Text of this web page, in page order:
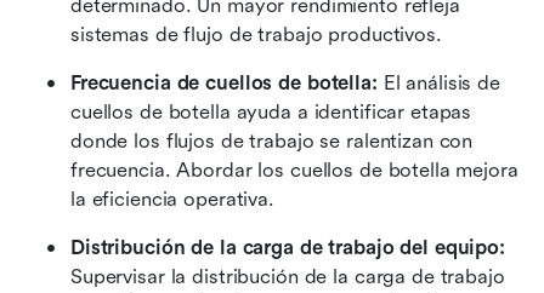
determinado. Un mayor rendimiento refleja
sistemas de flujo de trabajo productivos.
Frecuencia de cuellos de botella: El análisis de
cuellos de botella ayuda a identificar etapas
donde los flujos de trabajo se ralentizan con
frecuencia. Abordar los cuellos de botella mejora
la eficiencia operativa.
Distribución de la carga de trabajo del equipo:
Supervisar la distribución de la carga de trabajo